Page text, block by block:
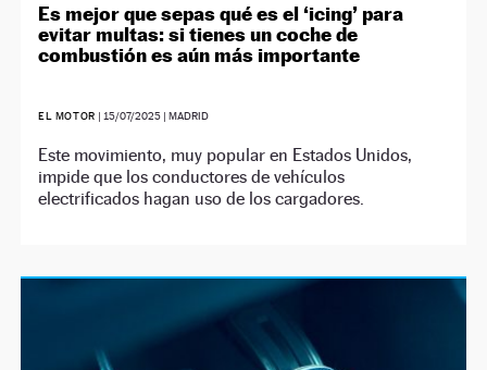
Es mejor que sepas qué es el ‘icing’ para
evitar multas: si tienes un coche de
combustión es aún más importante
EL MOTOR | 15/07/2025| MADRID
Este movimiento, muy popular en Estados Unidos,
impide que los conductores de vehículos
electrificados hagan uso de los cargadores.